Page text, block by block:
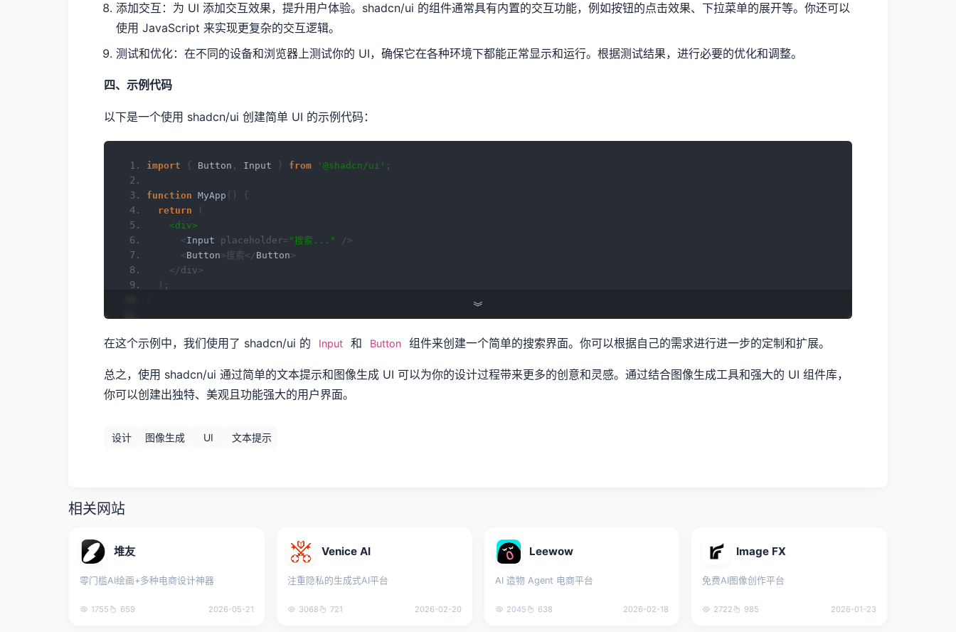
添加交互：为 UI 添加交互效果，提升用户体验。shadcn/ui 的组件通常具有内置的交互功能，例如按钮的点击效果、下拉菜单的展开等。你还可以
使用 JavaScript 来实现更复杂的交互逻辑。
测试和优化：在不同的设备和浏览器上测试你的 UI，确保它在各种环境下都能正常显示和运行。根据测试结果，进行必要的优化和调整。
四、示例代码
以下是一个使用 shadcn/ui 创建简单 UI 的示例代码：
import { Button , Input } from '@shadcn/ui' ;
function MyApp ()
{
return
(
<div>
<Input placeholder= "搜索..."
/>
<Button >搜索</ Button >
</ div >
);
在这个示例中，我们使用了 shadcn/ui 的 Input 和 Button 组件来创建一个简单的搜索界面。你可以根据自己的需求进行进一步的定制和扩展。
总之，使用 shadcn/ui 通过简单的文本提示和图像生成 UI 可以为你的设计过程带来更多的创意和灵感。通过结合图像生成工具和强大的 UI 组件库，
你可以创建出独特、美观且功能强大的用户界面。
设计 图像生成 UI 文本提示
相关网站
堆友
零门槛AI绘画+多种电商设计神器
1755 659 2026-05-21
Venice AI
注重隐私的生成式AI平台
3068 721 2026-02-20
Leewow
AI 造物 Agent 电商平台
2045 638 2026-02-18
Image FX
免费AI图像创作平台
2722 985 2026-01-23